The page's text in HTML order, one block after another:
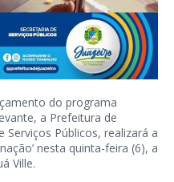
do programa
a Prefeitura de
Serviços Públicos, realizará a
nesta quinta-feira (6), a
Ville.